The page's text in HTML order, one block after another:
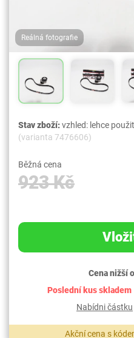
Reálná fotografie
Stav zboží:vzhled: lehce
(varianta 7476606)
Běžná cena
923 Kč
Cena nižší o
Poslední kus skladem
Nabídni částku
Akční cena s